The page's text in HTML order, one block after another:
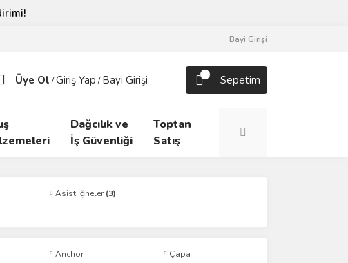
Bayi Girişi
Üye Ol /Giriş Yap / Bayi Girişi Sepetim
Dağcılık ve
İş Güvenliği
Toptan
Satış
Asist İğneler(3)
Anchor Çapa